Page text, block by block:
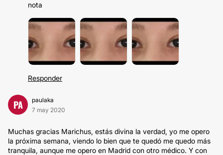
nota
Responder
PA
paulaka
7 may 2020
Muchas gracias Marichus, estás divina la verdad, yo me opero
la próxima semana, viendo lo bien que te quedó me quedo más
tranquila, aunque me opero en Madrid con otro médico. Y con